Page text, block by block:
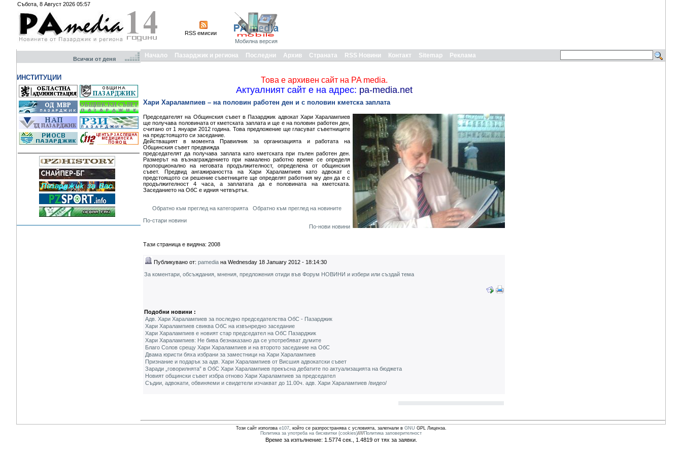
Събота, 8 Август 2026 05:57
RSS емисии
Мобилна версия
Всички от деня
ИНСТИТУЦИИ
Начало Пазарджик и региона Последни Архив Страната RSS Новини Контакт Sitemap Реклама
Това е архивен сайт на PA media.
Актуалният сайт е на адрес: pa-media.net
Хари Харалампиев – на половин работен ден и с половин кметска заплата
Председателят на Общинския съвет в Пазарджик адвокат Хари Харалампиев
ще получава половината от кметската заплата и ще е на половин работен ден,
считано от 1 януари 2012 година. Това предложение ще гласуват съветниците
на предстоящото си заседание.
Действащият в момента Правилник за организацията и работата на
Общинския съвет предвижда
председателят да получава заплата като кметската при пълен работен ден.
Размерът на възнаграждението при намалено работно време се определя
пропорционално на неговата продължителност, определена от общинския
съвет. Предвид ангажираността на Хари Харалампиев като адвокат с
предстоящото си решение съветниците ще определят работния му ден да е с
продължителност 4 часа, а заплатата да е половината на кметската.
Заседанието на ОбС е идния четвъртък.
Обратно към преглед на категорията
Обратно към преглед на новините
По-стари новини
По-нови новини
Тази страница е видяна: 2008
Публикувано от: pamedia на Wednesday 18 January 2012 - 18:14:30
За коментари, обсъждания, мнения, предложения отиди във Форум НОВИНИ и избери или създай тема
Подобни новини :
Адв. Хари Харалампиев за последно председателства ОбС - Пазарджик
Хари Харалампиев свиква ОбС на извънредно заседание
Хари Харалампиев е новият стар председател на ОбС Пазарджик
Хари Харалампиев: Не бива безнаказано да се употребяват думите
Благо Солов срещу Хари Харалампиев и на второто заседание на ОбС
Двама юристи бяха избрани за заместници на Хари Харалампиев
Признание и подарък за адв. Хари Харалампиев от Висшия адвокатски съвет
Заради „говорилнята” в ОбС Хари Харалампиев прекъсна дебатите по актуализацията на бюджета
Новият общински съвет избра отново Хари Харалампиев за председател
Съдии, адвокати, обвиняеми и свидетели изчакват до 11.00ч. адв. Хари Харалампиев /видео/
Този сайт използва e107, който се разпространява с условията, залегнали в GNU GPL Лиценза.
Политика за употреба на бисквитки (cookies)////Политика заповерителност
Време за изпълнение: 1.5774 сек., 1.4819 от тях за заявки.